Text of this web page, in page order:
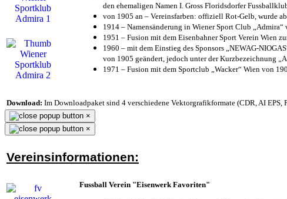
den ehemaligen Namen I. Gross Floridsdorfer
von 1905 an – Vereinsfarben: offiziell Rot-Gelb, wurde
1914 – Namensänderung in Wiener Sport Club
1951 – Fusion mit dem Eisenbahner Sport Verein Wien
1960 – mit dem Einstieg des Sponsors „NEWAG-
von 1905 geändert, jedoch unter der Kurzbezeichnung
1971 – Fusion mit dem Sportclub „Wacker“ Wien von
Download: Im Downloadpaket sind 4 verschiedene Vektorgrafikformate (CDR, AI EPS,
×
×
Vereinsinformationen:
Fussball Verein "Eisenwerk Favoriten"